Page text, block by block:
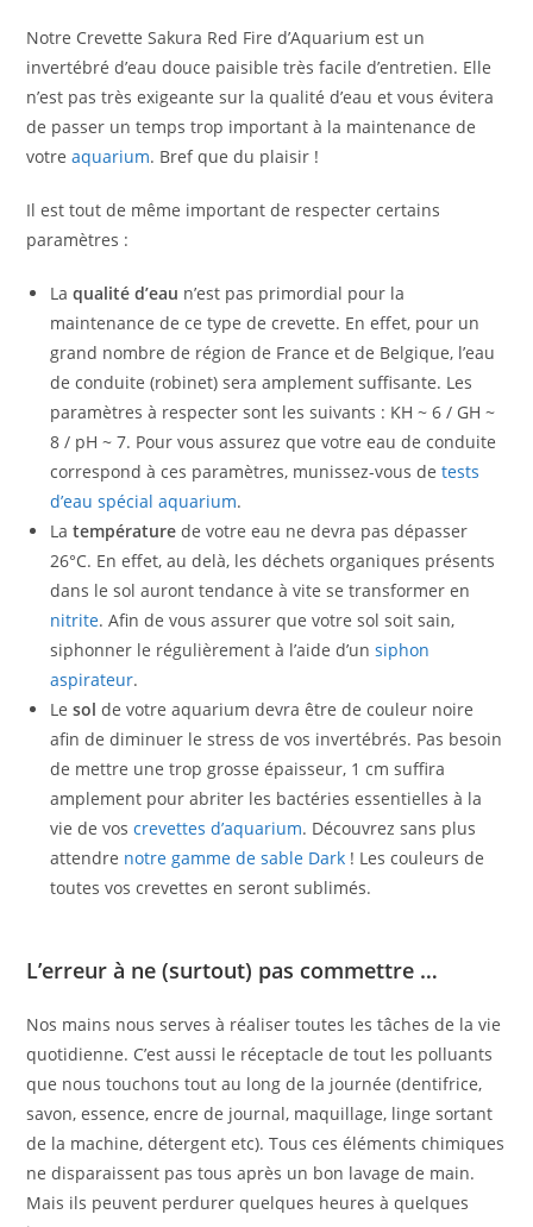
Notre Crevette Sakura Red Fire d’Aquarium est un
invertébré d’eau douce paisible très facile d’entretien. Elle
n’est pas très exigeante sur la qualité d’eau et vous évitera
de passer un temps trop important à la maintenance de
votreaquarium. Bref que du plaisir !
Il est tout de même important de respecter certains
paramètres :
Laqualité d’eau n’est pas primordial pour la
maintenance de ce type de crevette. En effet, pour un
grand nombre de région de France et de Belgique, l’eau
de conduite (robinet) sera amplement suffisante. Les
paramètres à respecter sont les suivants : KH ~ 6 / GH ~
8 / pH ~ 7. Pour vous assurez que votre eau de conduite
correspond à ces paramètres, munissez-vous detests
d’eau spécial aquarium.
Latempérature de votre eau ne devra pas dépasser
26°C. En effet, au delà, les déchets organiques présents
dans le sol auront tendance à vite se transformer en
nitrite. Afin de vous assurer que votre sol soit sain,
siphonner le régulièrement à l’aide d’unsiphon
aspirateur.
Lesol de votre aquarium devra être de couleur noire
afin de diminuer le stress de vos invertébrés. Pas besoin
de mettre une trop grosse épaisseur, 1 cm suffira
amplement pour abriter les bactéries essentielles à la
vie de voscrevettes d’aquarium. Découvrez sans plus
attendre notre gamme de sable Dark ! Les couleurs de
toutes vos crevettes en seront sublimés.
L’erreur à ne (surtout) pas commettre …
Nos mains nous serves à réaliser toutes les tâches de la vie
quotidienne. C’est aussi le réceptacle de tout les polluants
que nous touchons tout au long de la journée (dentifrice,
savon, essence, encre de journal, maquillage, linge sortant
de la machine, détergent etc). Tous ces éléments chimiques
ne disparaissent pas tous après un bon lavage de main.
Mais ils peuvent perdurer quelques heures à quelques